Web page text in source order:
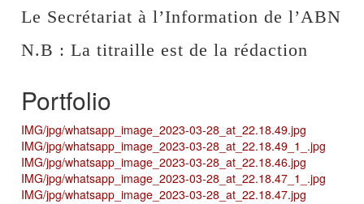
Le Secrétariat à l’Information de l’ABN
N.B : La titraille est de la rédaction
Portfolio
IMG/jpg/whatsapp_image_2023-03-28_at_22.18.49.jpg
IMG/jpg/whatsapp_image_2023-03-28_at_22.18.49_1_.jpg
IMG/jpg/whatsapp_image_2023-03-28_at_22.18.46.jpg
IMG/jpg/whatsapp_image_2023-03-28_at_22.18.47_1_.jpg
IMG/jpg/whatsapp_image_2023-03-28_at_22.18.47.jpg